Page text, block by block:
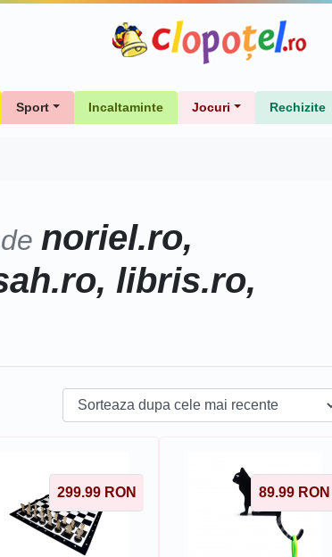
Sport Incaltaminte Jocuri Rechizite
noriel.ro,
libris.ro,
299.99 RON 89.99 RON